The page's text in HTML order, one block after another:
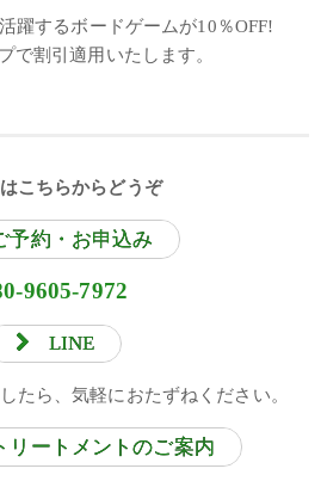
躍するボードゲームが10％OFF!
で割引適用いたします。
こちらからどうぞ
予約・お申込み
9605-7972
LINE
たら、気軽におたずねください。
リートメントのご案内